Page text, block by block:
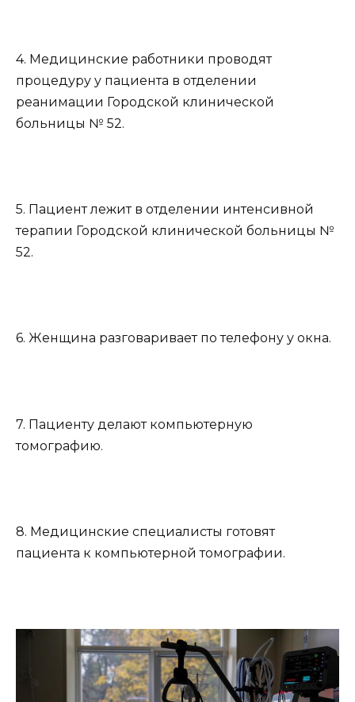
4. Медицинские работники проводят
процедуру у пациента в отделении
реанимации Городской клинической
больницы № 52.
5. Пациент лежит в отделении интенсивной
терапии Городской клинической больницы №
52.
6. Женщина разговаривает по телефону у окна.
7. Пациенту делают компьютерную
томографию.
8. Медицинские специалисты готовят
пациента к компьютерной томографии.